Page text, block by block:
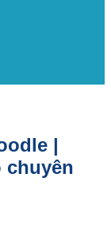
|
chuyên